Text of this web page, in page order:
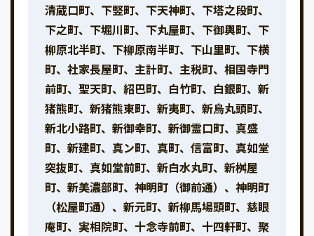
清蔵口町、下竪町、下天神町、下塔之段町、
下之町、下堀川町、下丸屋町、下御輿町、下
柳原北半町、下柳原南半町、下山里町、下横
町、社家長屋町、主計町、主税町、相国寺門
前町、聖天町、紹巴町、白竹町、白銀町、新
猪熊町、新猪熊東町、新夷町、新烏丸頭町、
新北小路町、新御幸町、新御霊口町、真盛
町、新建町、真ン町、真町、信富町、真如堂
突抜町、真如堂前町、新白水丸町、新桝屋
町、新美濃部町、神明町（御前通）、神明町
（松屋町通）、新元町、新柳馬場頭町、慈眼
庵町、実相院町、十念寺前町、十四軒町、聚